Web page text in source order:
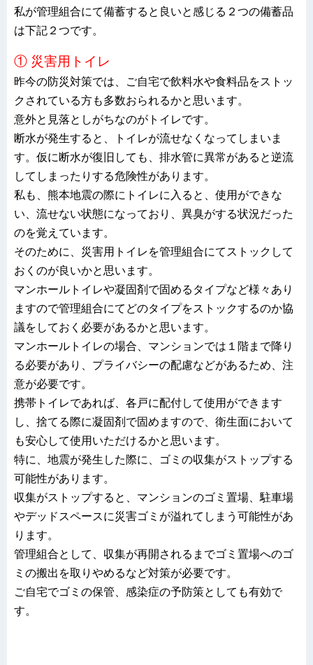
私が管理組合にて備蓄すると良いと感じる２つの備蓄品
は下記２つです。
① 災害用トイレ
昨今の防災対策では、ご自宅で飲料水や食料品をストッ
クされている方も多数おられるかと思います。
意外と見落としがちなのがトイレです。
断水が発生すると、トイレが流せなくなってしまいま
す。仮に断水が復旧しても、排水管に異常があると逆流
してしまったりする危険性があります。
私も、熊本地震の際にトイレに入ると、使用ができな
い、流せない状態になっており、異臭がする状況だった
のを覚えています。
そのために、災害用トイレを管理組合にてストックして
おくのが良いかと思います。
マンホールトイレや凝固剤で固めるタイプなど様々あり
ますので管理組合にてどのタイプをストックするのか協
議をしておく必要があるかと思います。
マンホールトイレの場合、マンションでは１階まで降り
る必要があり、プライバシーの配慮などがあるため、注
意が必要です。
携帯トイレであれば、各戸に配付して使用ができます
し、捨てる際に凝固剤で固めますので、衛生面において
も安心して使用いただけるかと思います。
特に、地震が発生した際に、ゴミの収集がストップする
可能性があります。
収集がストップすると、マンションのゴミ置場、駐車場
やデッドスペースに災害ゴミが溢れてしまう可能性があ
ります。
管理組合として、収集が再開されるまでゴミ置場へのゴ
ミの搬出を取りやめるなど対策が必要です。
ご自宅でゴミの保管、感染症の予防策としても有効で
す。